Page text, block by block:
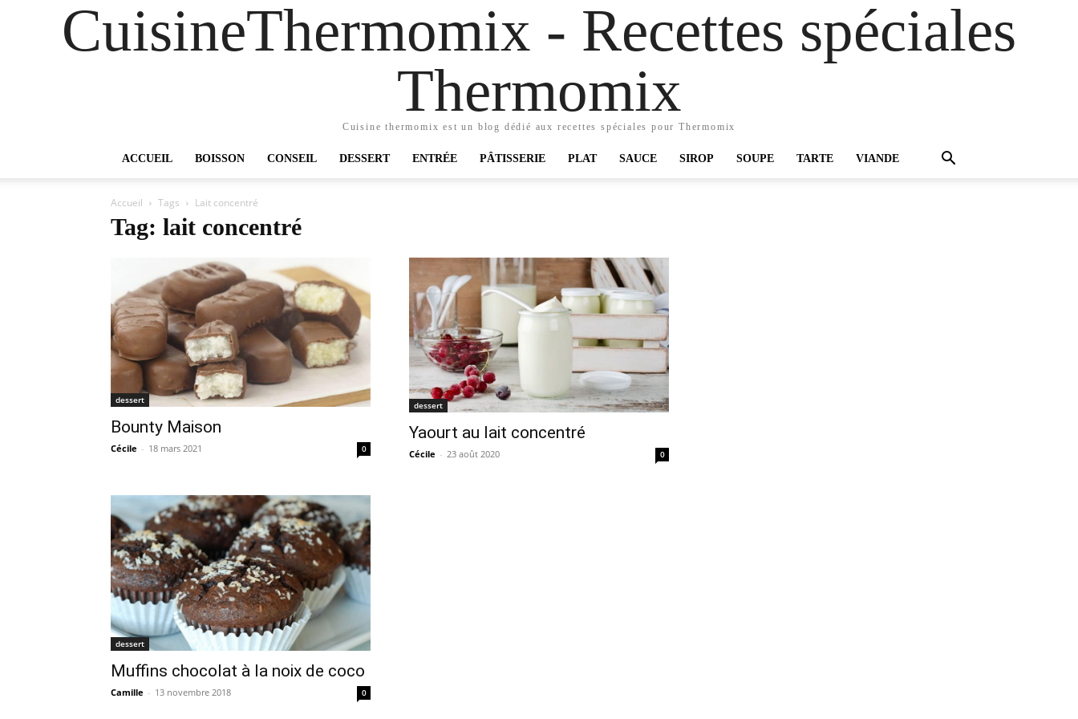
CuisineThermomix - Recettes spéciales
Thermomix
Cuisine thermomix est un blog dédié aux recettes spéciales pour Thermomix
ACCUEIL BOISSON CONSEIL DESSERT ENTRÉE PÂTISSERIE PLAT SAUCE SIROP SOUPE TARTE VIANDE
Accueil Tags Lait concentré
Tag: lait concentré
dessert
Bounty Maison
Cécile - 18 mars 2021 0
dessert
Yaourt au lait concentré
Cécile - 23 août 2020 0
dessert
Muffins chocolat à la noix de coco
Camille - 13 novembre 2018 0